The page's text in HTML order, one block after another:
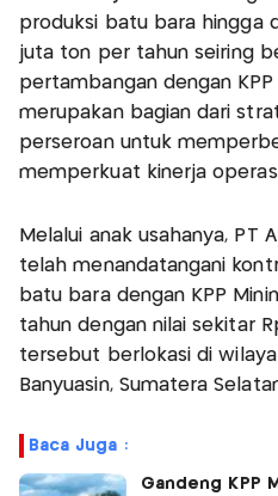
produksi batu bara hingga
juta ton per tahun seiring
pertambangan dengan KPP
merupakan bagian dari
perseroan untuk
memperkuat kinerja
Melalui anak usahanya, PT
telah menandatangani
batu bara dengan KPP
tahun dengan nilai sekitar
tersebut berlokasi di
Banyuasin, Sumatera
Baca Juga :
Gandeng KPP